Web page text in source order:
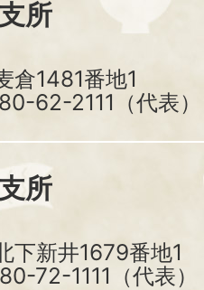
所
倉1481番地1
62-2111（代表）
所
下新井1679番地1
72-1111（代表）